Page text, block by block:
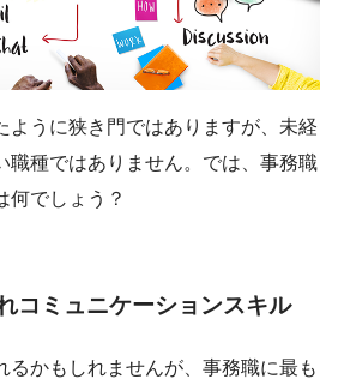
ように狭き門ではありますが、未経
職種ではありません。では、事務職
何でしょう？
コミュニケーションスキル
るかもしれませんが、事務職に最も